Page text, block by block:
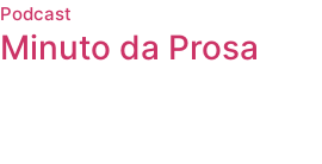
Podcast
Minuto da Prosa